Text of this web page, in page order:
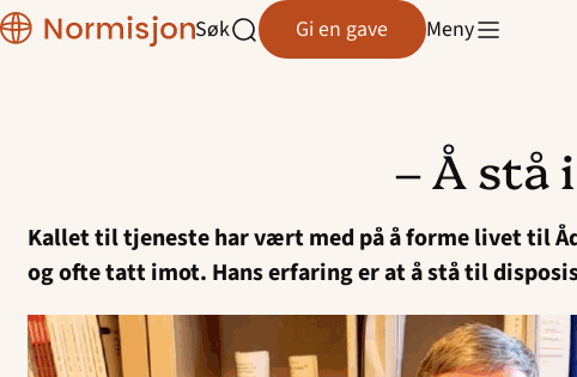
innhold
Region
Rogaland
Åpne
Søk Gi en gave Meny
– Å stå
Kallet til tjeneste har vært med på å forme livet til
og ofte tatt imot. Hans erfaring er at å stå til